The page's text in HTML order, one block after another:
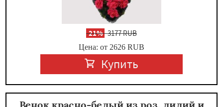
-21%3177 RUB
Цена: от 2626 RUB
Купить